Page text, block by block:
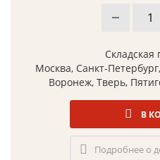
Москва, Санкт-
Воронеж, Тверь,
В
Подробнее о